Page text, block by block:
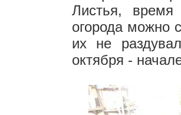
Листья,
огорода можно
их не
октября -